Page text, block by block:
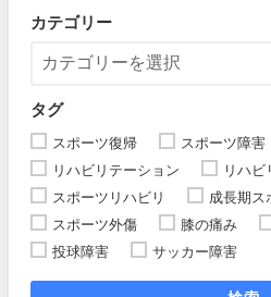
カテゴリー
タグ
スポーツ復帰
スポーツ障害
リハビリテーション
リハビ
スポーツリハビリ
成長期ス
スポーツ外傷
膝の痛み
投球障害
サッカー障害